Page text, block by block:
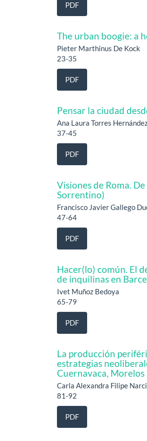
PDF
The urban boogie: a
Pieter Marthinus De Kock
23-35
PDF
Pensar la ciudad
Ana Laura Torres
37-45
PDF
Visiones de Roma.
Sorrentino)
Francisco Javier Gallego
47-64
PDF
Hacer(lo) común. El
de inquilinas en
Ivet Muñoz Bedoya
65-79
PDF
La producción
estrategias
Cuernavaca, Morelos
Carla Alexandra Filipe
81-92
PDF